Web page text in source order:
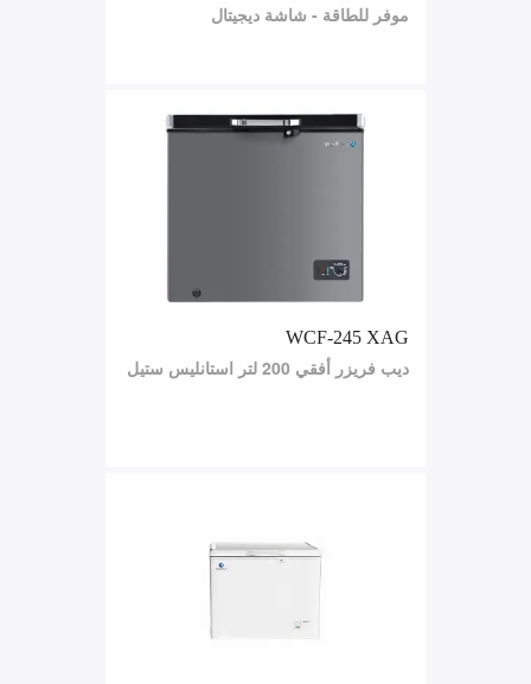
موفر للطاقة - شاشة ديجيتال
WCF-245 XAG
ديب فريزر أفقي 200 لتر استانليس ستيل